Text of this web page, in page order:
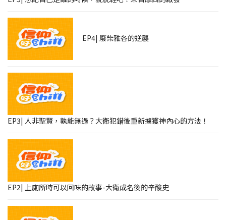
EP4| 廢柴雅各的逆襲
EP3| 人非聖賢，孰能無過？大衛犯錯後重新擄獲神內心的方法！
EP2| 上廁所時可以回味的故事-大衛成名後的辛酸史